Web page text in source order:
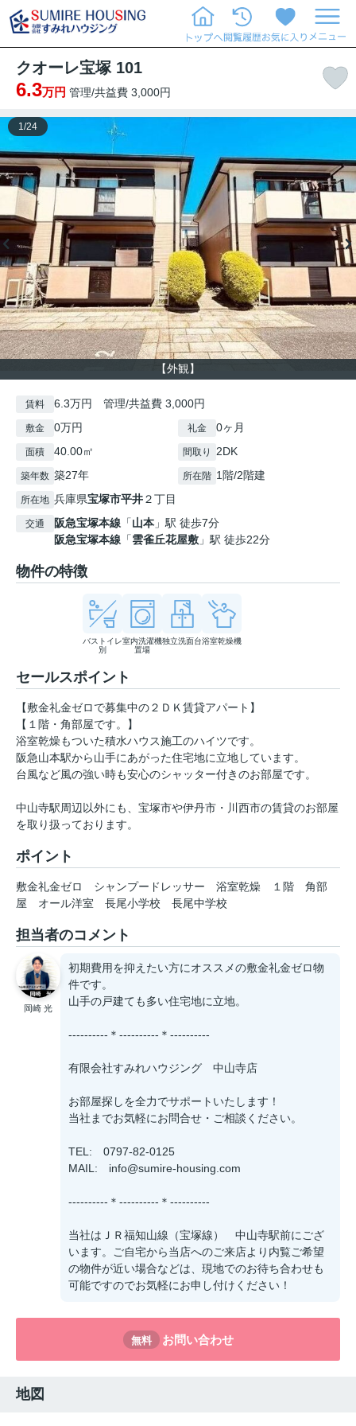
クオーレ宝塚 101
6.3万円 管理/共益費 3,000円
【外観】
1 /24
賃料 6.3万円 管理/共益費 3,000円
敷金 0万円 礼金 0ヶ月
面積 40.00㎡ 間取り 2DK
築年数 築27年 所在階 1階/2階建
所在地 兵庫県宝塚市平井２丁目
交通 阪急宝塚本線 「山本 」駅 徒歩7分
阪急宝塚本線 「雲雀丘花屋敷 」駅 徒歩22分
物件の特徴
バストイレ
別
室内洗濯機
置場
独立洗面台浴室乾燥機
セールスポイント
【敷金礼金ゼロで募集中の２ＤＫ賃貸アパート】
【１階・角部屋です。】
浴室乾燥もついた積水ハウス施工のハイツです。
阪急山本駅から山手にあがった住宅地に立地しています。
台風など風の強い時も安心のシャッター付きのお部屋です。
中山寺駅周辺以外にも、宝塚市や伊丹市・川西市の賃貸のお部屋
を取り扱っております。
ポイント
敷金礼金ゼロ シャンプードレッサー 浴室乾燥 １階
角部
屋
オール洋室 長尾小学校 長尾中学校
担当者のコメント
岡崎 光
初期費用を抑えたい方にオススメの敷金礼金ゼロ物
件です。
山手の戸建ても多い住宅地に立地。
----------＊----------＊----------
有限会社すみれハウジング 中山寺店
お部屋探しを全力でサポートいたします！
当社までお気軽にお問合せ・ご相談ください。
TEL: 0797-82-0125
MAIL: info@sumire-housing.com
----------＊----------＊----------
当社はＪＲ福知山線（宝塚線） 中山寺駅前にござ
います。ご自宅から当店へのご来店より内覧ご希望
の物件が近い場合などは、現地でのお待ち合わせも
可能ですのでお気軽にお申し付けください！
無料 お問い合わせ
地図